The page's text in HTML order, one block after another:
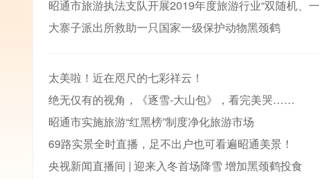
昭通市旅游执法支队开展2019年度旅游行业“双随机、
大寨子派出所救助一只国家一级保护动物黑颈鹤
太美啦！近在咫尺的七彩祥云！
绝无仅有的视角，《逐雪-大山包》，看完美哭……
昭通市实施旅游“红黑榜”制度净化旅游市场
69路实景全时直播，足不出户也可看遍昭通美景！
央视新闻直播间 | 迎来入冬首场降雪 增加黑颈鹤投食